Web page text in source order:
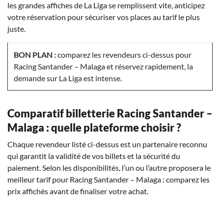
les grandes affiches de La Liga se remplissent vite, anticipez
votre réservation pour sécuriser vos places au tarif le plus
juste.
BON PLAN :comparez les revendeurs ci-dessus pour
Racing Santander – Malaga et réservez rapidement, la
demande sur La Liga est intense.
Comparatif billetterie Racing Santander –
Malaga : quelle plateforme choisir ?
Chaque revendeur listé ci-dessus est un partenaire reconnu
qui garantit la validité de vos billets et la sécurité du
paiement. Selon les disponibilités, l’un ou l’autre proposera le
meilleur tarif pour Racing Santander – Malaga : comparez les
prix affichés avant de finaliser votre achat.